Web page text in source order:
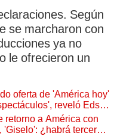
Según
se marcharon con
ya no
le ofrecieron un
oferta de 'América hoy'
reveló Edson
retorno a América con
¿habrá tercera